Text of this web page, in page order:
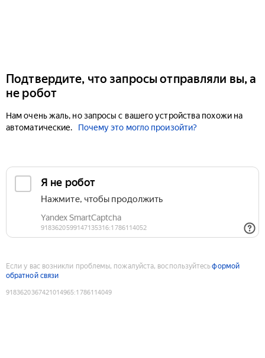
Подтвердите, что запросы отправляли вы, а
не робот
Нам очень жаль, но запросы с вашего устройства похожи на
автоматические.
Почему это могло произойти?
Если у вас возникли проблемы, пожалуйста, воспользуйтесьформой
обратной связи
9183620367421014965:1786114049